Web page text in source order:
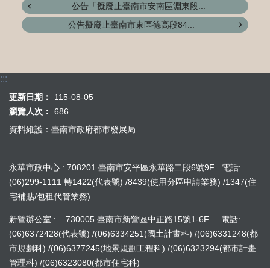
公告「擬廢止臺南市安南區淵東段...
公告擬廢止臺南市東區德高段84...
:::
更新日期：
115-08-05
瀏覽人次：
686
資料維護：臺南市政府都市發展局
永華市政中心 : 708201 臺南市安平區永華路二段6號9F 電話:
(06)299-1111 轉1422(代表號) /8439(使用分區申請業務) /1347(住
宅補貼/包租代管業務)
新營辦公室 : 730005 臺南市新營區中正路15號1-6F 電話:
(06)6372428(代表號) /(06)6334251(國土計畫科) /(06)6331248(都
市規劃科) /(06)6377245(地景規劃工程科) /(06)6323294(都市計畫
管理科) /(06)6323080(都市住宅科)